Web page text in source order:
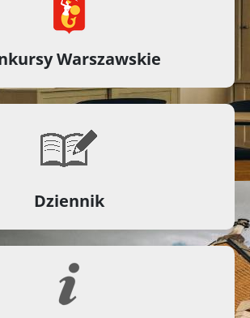
Warszawskie
Dziennik